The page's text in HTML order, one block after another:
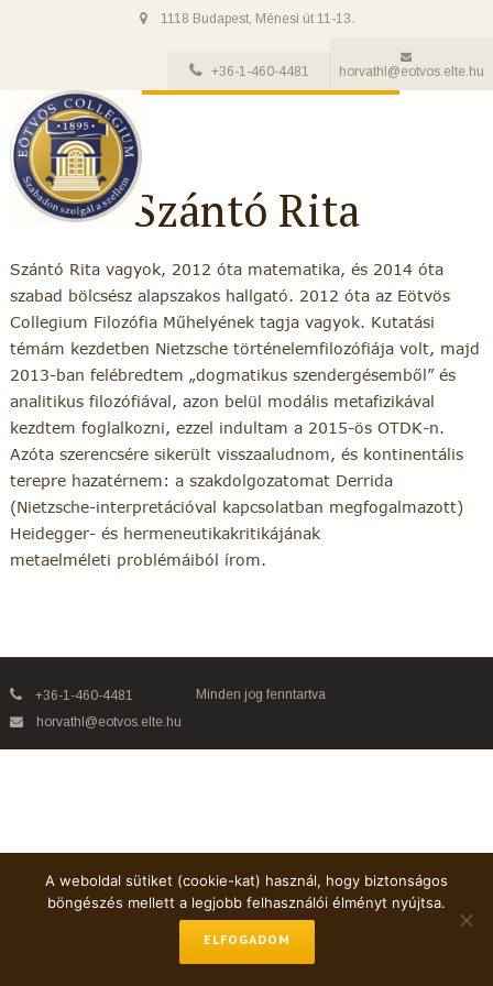
1118 Budapest, Ménesi út 11-13.
+36-1-460-4481 horvathl@eotvos.elte.hu
Szántó Rita
Szántó Rita vagyok, 2012 óta matematika, és 2014 óta
szabad bölcsész alapszakos hallgató. 2012 óta az Eötvös
Collegium Filozófia Műhelyének tagja vagyok. Kutatási
témám kezdetben Nietzsche történelemfilozófiája volt, majd
2013-ban felébredtem „dogmatikus szendergésemből” és
analitikus filozófiával, azon belül modális metafizikával
kezdtem foglalkozni, ezzel indultam a 2015-ös OTDK-n.
Azóta szerencsére sikerült visszaaludnom, és kontinentális
terepre hazatérnem: a szakdolgozatomat Derrida
(Nietzsche-interpretációval kapcsolatban megfogalmazott)
Heidegger- és hermeneutikakritikájának
metaelméleti problémáiból írom.
+36-1-460-4481
horvathl@eotvos.elte.hu
Minden jog fenntartva
A weboldal sütiket (cookie-kat) használ, hogy biztonságos
böngészés mellett a legjobb felhasználói élményt nyújtsa.
ELFOGADOM